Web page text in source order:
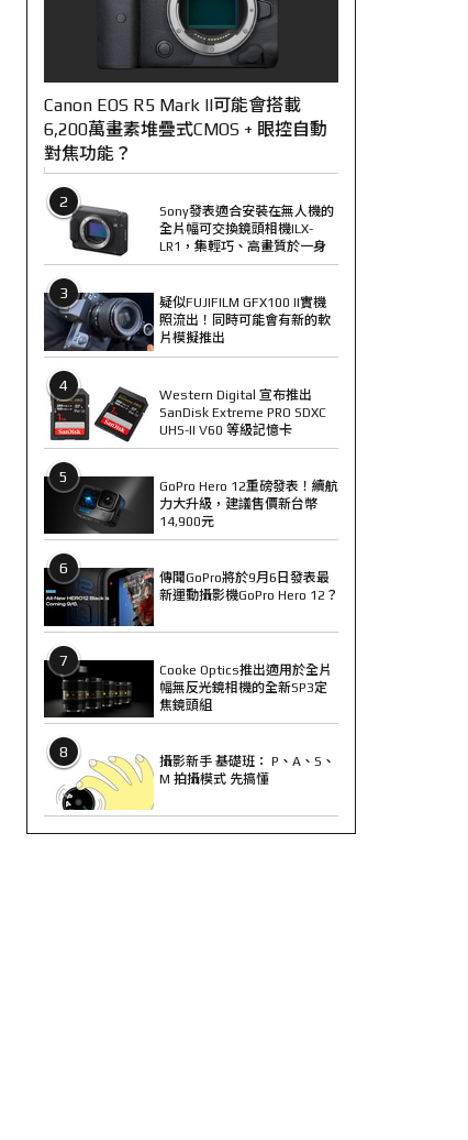
Canon EOS R5 Mark II可能會搭載
6,200萬畫素堆疊式CMOS + 眼控自動
對焦功能？
2
Sony發表適合安裝在無人機的
全片幅可交換鏡頭相機ILX-
LR1，集輕巧、高畫質於一身
3
疑似FUJIFILM GFX100 II實機
照流出！同時可能會有新的軟
片模擬推出
4
Western Digital 宣布推出
SanDisk Extreme PRO SDXC
UHS-II V60 等級記憶卡
5
GoPro Hero 12重磅發表！續航
力大升級，建議售價新台幣
14,900元
6
傳聞GoPro將於9月6日發表最
新運動攝影機GoPro Hero 12？
7
Cooke Optics推出適用於全片
幅無反光鏡相機的全新SP3定
焦鏡頭組
8
攝影新手 基礎班： P、A、S、
M 拍攝模式 先搞懂